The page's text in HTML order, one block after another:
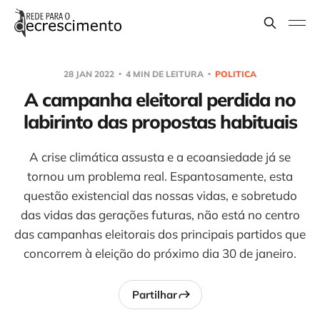
28 JAN 2022 4 MIN DE LEITURA POLITICA
A campanha eleitoral perdida no
labirinto das propostas habituais
A crise climática assusta e a ecoansiedade já se
tornou um problema real. Espantosamente, esta
questão existencial das nossas vidas, e sobretudo
das vidas das gerações futuras, não está no centro
das campanhas eleitorais dos principais partidos que
concorrem à eleição do próximo dia 30 de janeiro.
Partilhar